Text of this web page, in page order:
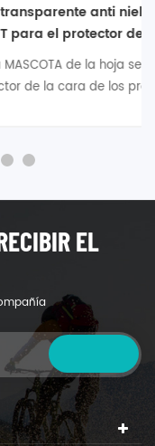
niebla rollo de
de la cara
se utiliza para
los productos, de
EL